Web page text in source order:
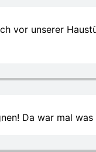
vor unserer
Da war mal